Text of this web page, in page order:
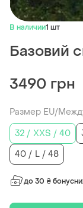
В наличии1 шт
Базовий
3490 грн
Размер EU/
32 / XXS / 40
40 / L / 48
до 30 ₴